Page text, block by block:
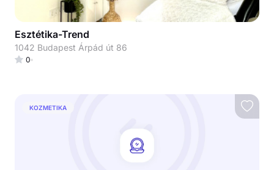
Esztétika-Trend
1042 Budapest Árpád út 86
0
KOZMETIKA